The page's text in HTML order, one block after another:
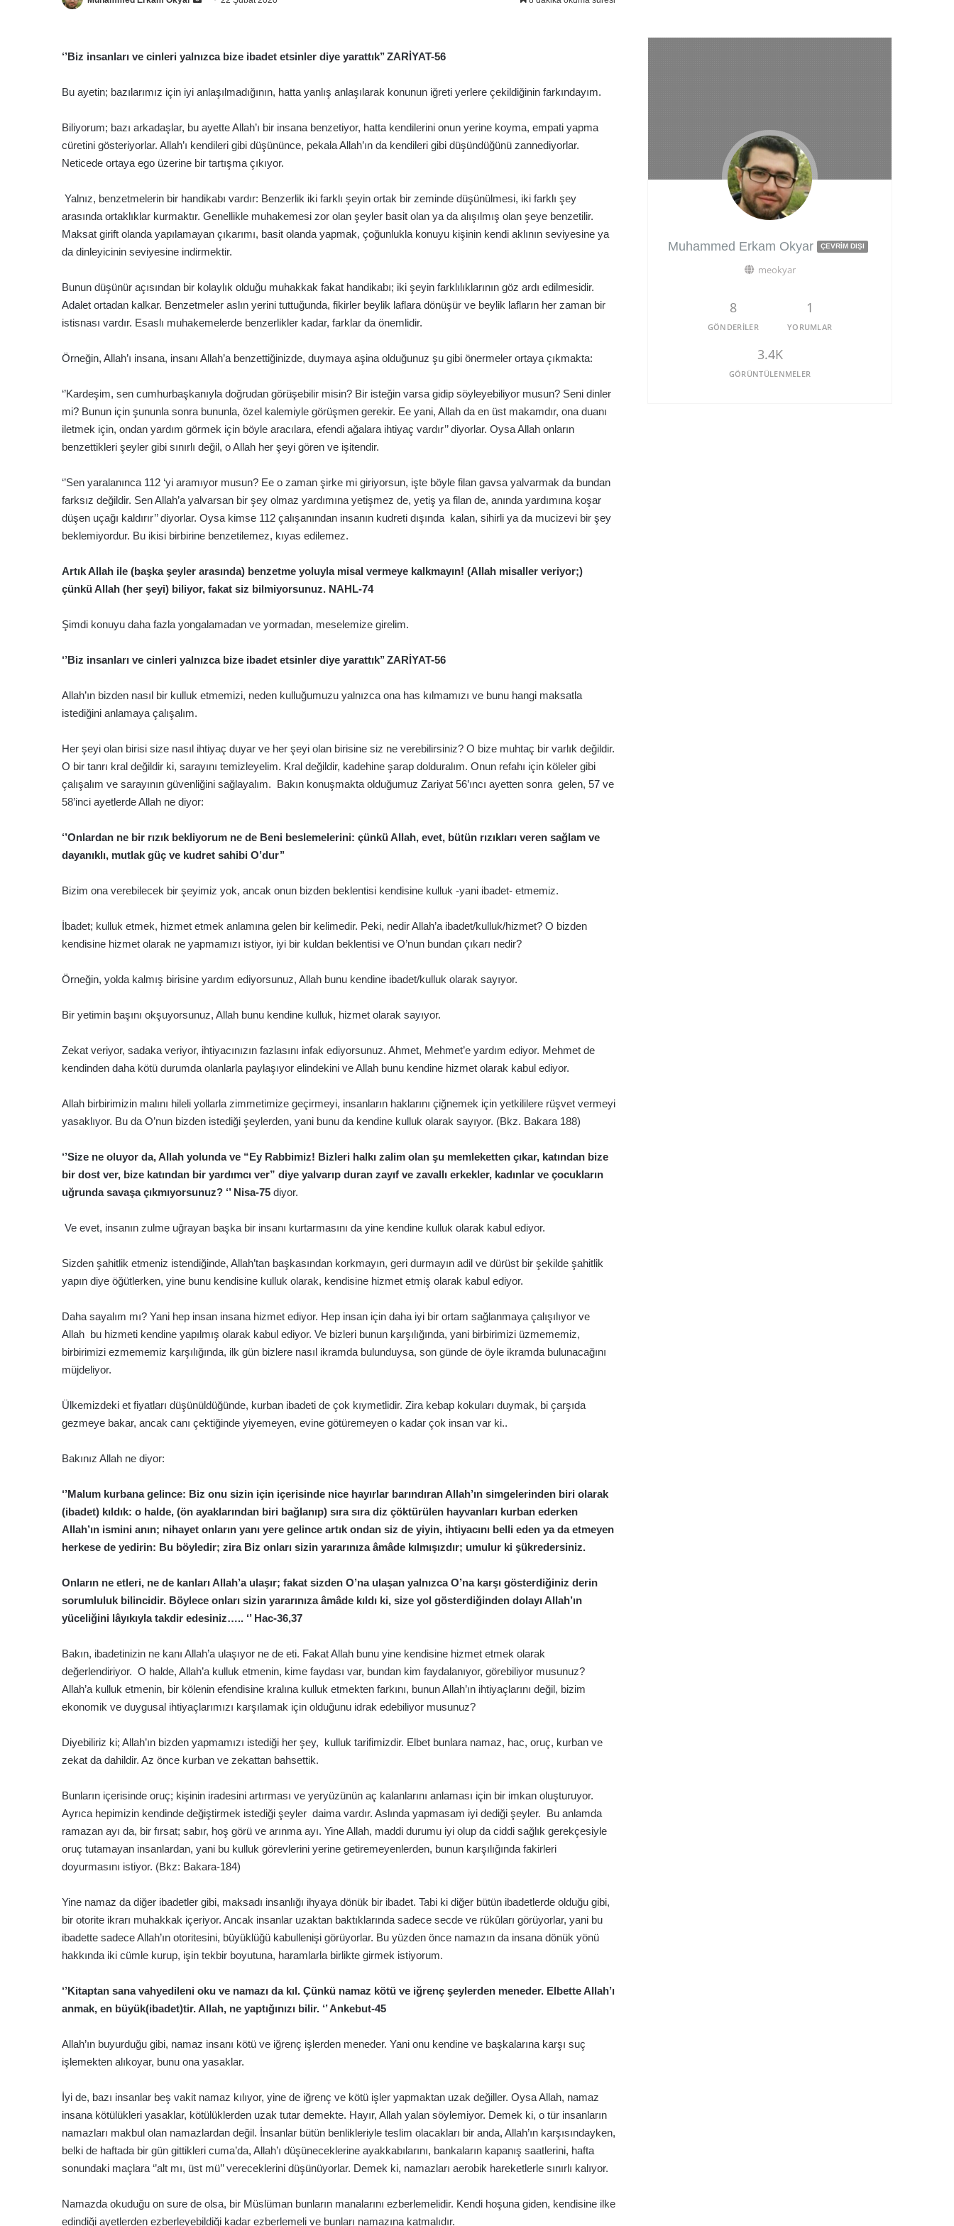
göndermek
‘’Biz insanları ve cinleri yalnızca bize ibadet etsinler diye yarattık’’ ZARİYAT-56
Bu ayetin; bazılarımız için iyi anlaşılmadığının, hatta yanlış anlaşılarak konunun iğreti yerlere çekildiğinin farkındayım.
Biliyorum; bazı arkadaşlar, bu ayette Allah’ı bir insana benzetiyor, hatta kendilerini onun yerine koyma, empati yapma
cüretini gösteriyorlar. Allah’ı kendileri gibi düşününce, pekala Allah’ın da kendileri gibi düşündüğünü zannediyorlar.
Neticede ortaya ego üzerine bir tartışma çıkıyor.
Yalnız, benzetmelerin bir handikabı vardır: Benzerlik iki farklı şeyin ortak bir zeminde düşünülmesi, iki farklı şey
arasında ortaklıklar kurmaktır. Genellikle muhakemesi zor olan şeyler basit olan ya da alışılmış olan şeye benzetilir.
Maksat girift olanda yapılamayan çıkarımı, basit olanda yapmak, çoğunlukla konuyu kişinin kendi aklının seviyesine ya
da dinleyicinin seviyesine indirmektir.
Bunun düşünür açısından bir kolaylık olduğu muhakkak fakat handikabı; iki şeyin farklılıklarının göz ardı edilmesidir.
Adalet ortadan kalkar. Benzetmeler aslın yerini tuttuğunda, fikirler beylik laflara dönüşür ve beylik lafların her zaman bir
istisnası vardır. Esaslı muhakemelerde benzerlikler kadar, farklar da önemlidir.
Örneğin, Allah’ı insana, insanı Allah’a benzettiğinizde, duymaya aşina olduğunuz şu gibi önermeler ortaya çıkmakta:
‘’Kardeşim, sen cumhurbaşkanıyla doğrudan görüşebilir misin? Bir isteğin varsa gidip söyleyebiliyor musun? Seni dinler
mi? Bunun için şununla sonra bununla, özel kalemiyle görüşmen gerekir. Ee yani, Allah da en üst makamdır, ona duanı
iletmek için, ondan yardım görmek için böyle aracılara, efendi ağalara ihtiyaç vardır’’ diyorlar. Oysa Allah onların
benzettikleri şeyler gibi sınırlı değil, o Allah her şeyi gören ve işitendir.
‘’Sen yaralanınca 112 ‘yi aramıyor musun? Ee o zaman şirke mi giriyorsun, işte böyle filan gavsa yalvarmak da bundan
farksız değildir. Sen Allah’a yalvarsan bir şey olmaz yardımına yetişmez de, yetiş ya filan de, anında yardımına koşar
düşen uçağı kaldırır’’ diyorlar. Oysa kimse 112 çalışanından insanın kudreti dışında kalan, sihirli ya da mucizevi bir şey
beklemiyordur. Bu ikisi birbirine benzetilemez, kıyas edilemez.
Artık Allah ile (başka şeyler arasında) benzetme yoluyla misal vermeye kalkmayın! (Allah misaller veriyor;)
çünkü Allah (her şeyi) biliyor, fakat siz bilmiyorsunuz. NAHL-74
Şimdi konuyu daha fazla yongalamadan ve yormadan, meselemize girelim.
‘’Biz insanları ve cinleri yalnızca bize ibadet etsinler diye yarattık’’ ZARİYAT-56
Allah’ın bizden nasıl bir kulluk etmemizi, neden kulluğumuzu yalnızca ona has kılmamızı ve bunu hangi maksatla
istediğini anlamaya çalışalım.
Her şeyi olan birisi size nasıl ihtiyaç duyar ve her şeyi olan birisine siz ne verebilirsiniz? O bize muhtaç bir varlık değildir.
O bir tanrı kral değildir ki, sarayını temizleyelim. Kral değildir, kadehine şarap dolduralım. Onun refahı için köleler gibi
çalışalım ve sarayının güvenliğini sağlayalım. Bakın konuşmakta olduğumuz Zariyat 56’ıncı ayetten sonra gelen, 57 ve
58’inci ayetlerde Allah ne diyor:
‘’Onlardan ne bir rızık bekliyorum ne de Beni beslemelerini: çünkü Allah, evet, bütün rızıkları veren sağlam ve
dayanıklı, mutlak güç ve kudret sahibi O’dur’’
Bizim ona verebilecek bir şeyimiz yok, ancak onun bizden beklentisi kendisine kulluk -yani ibadet- etmemiz.
İbadet; kulluk etmek, hizmet etmek anlamına gelen bir kelimedir. Peki, nedir Allah’a ibadet/kulluk/hizmet? O bizden
kendisine hizmet olarak ne yapmamızı istiyor, iyi bir kuldan beklentisi ve O’nun bundan çıkarı nedir?
Örneğin, yolda kalmış birisine yardım ediyorsunuz, Allah bunu kendine ibadet/kulluk olarak sayıyor.
Bir yetimin başını okşuyorsunuz, Allah bunu kendine kulluk, hizmet olarak sayıyor.
Zekat veriyor, sadaka veriyor, ihtiyacınızın fazlasını infak ediyorsunuz. Ahmet, Mehmet’e yardım ediyor. Mehmet de
kendinden daha kötü durumda olanlarla paylaşıyor elindekini ve Allah bunu kendine hizmet olarak kabul ediyor.
Allah birbirimizin malını hileli yollarla zimmetimize geçirmeyi, insanların haklarını çiğnemek için yetkililere rüşvet vermeyi
yasaklıyor. Bu da O’nun bizden istediği şeylerden, yani bunu da kendine kulluk olarak sayıyor. (Bkz. Bakara 188)
‘’Size ne oluyor da, Allah yolunda ve “Ey Rabbimiz! Bizleri halkı zalim olan şu memleketten çıkar, katından bize
bir dost ver, bize katından bir yardımcı ver” diye yalvarıp duran zayıf ve zavallı erkekler, kadınlar ve çocukların
uğrunda savaşa çıkmıyorsunuz? ‘’ Nisa-75 diyor.
Ve evet, insanın zulme uğrayan başka bir insanı kurtarmasını da yine kendine kulluk olarak kabul ediyor.
Sizden şahitlik etmeniz istendiğinde, Allah’tan başkasından korkmayın, geri durmayın adil ve dürüst bir şekilde şahitlik
yapın diye öğütlerken, yine bunu kendisine kulluk olarak, kendisine hizmet etmiş olarak kabul ediyor.
Daha sayalım mı? Yani hep insan insana hizmet ediyor. Hep insan için daha iyi bir ortam sağlanmaya çalışılıyor ve
Allah bu hizmeti kendine yapılmış olarak kabul ediyor. Ve bizleri bunun karşılığında, yani birbirimizi üzmememiz,
birbirimizi ezmememiz karşılığında, ilk gün bizlere nasıl ikramda bulunduysa, son günde de öyle ikramda bulunacağını
müjdeliyor.
Ülkemizdeki et fiyatları düşünüldüğünde, kurban ibadeti de çok kıymetlidir. Zira kebap kokuları duymak, bi çarşıda
gezmeye bakar, ancak canı çektiğinde yiyemeyen, evine götüremeyen o kadar çok insan var ki..
Bakınız Allah ne diyor:
‘’Malum kurbana gelince: Biz onu sizin için içerisinde nice hayırlar barındıran Allah’ın simgelerinden biri olarak
(ibadet) kıldık: o halde, (ön ayaklarından biri bağlanıp) sıra sıra diz çöktürülen hayvanları kurban ederken
Allah’ın ismini anın; nihayet onların yanı yere gelince artık ondan siz de yiyin, ihtiyacını belli eden ya da etmeyen
herkese de yedirin: Bu böyledir; zira Biz onları sizin yararınıza âmâde kılmışızdır; umulur ki şükredersiniz.
Onların ne etleri, ne de kanları Allah’a ulaşır; fakat sizden O’na ulaşan yalnızca O’na karşı gösterdiğiniz derin
sorumluluk bilincidir. Böylece onları sizin yararınıza âmâde kıldı ki, size yol gösterdiğinden dolayı Allah’ın
yüceliğini lâyıkıyla takdir edesiniz….. ‘’ Hac-36,37
Bakın, ibadetinizin ne kanı Allah’a ulaşıyor ne de eti. Fakat Allah bunu yine kendisine hizmet etmek olarak
değerlendiriyor. O halde, Allah’a kulluk etmenin, kime faydası var, bundan kim faydalanıyor, görebiliyor musunuz?
Allah’a kulluk etmenin, bir kölenin efendisine kralına kulluk etmekten farkını, bunun Allah’ın ihtiyaçlarını değil, bizim
ekonomik ve duygusal ihtiyaçlarımızı karşılamak için olduğunu idrak edebiliyor musunuz?
Diyebiliriz ki; Allah’ın bizden yapmamızı istediği her şey, kulluk tarifimizdir. Elbet bunlara namaz, hac, oruç, kurban ve
zekat da dahildir. Az önce kurban ve zekattan bahsettik.
Bunların içerisinde oruç; kişinin iradesini artırması ve yeryüzünün aç kalanlarını anlaması için bir imkan oluşturuyor.
Ayrıca hepimizin kendinde değiştirmek istediği şeyler daima vardır. Aslında yapmasam iyi dediği şeyler. Bu anlamda
ramazan ayı da, bir fırsat; sabır, hoş görü ve arınma ayı. Yine Allah, maddi durumu iyi olup da ciddi sağlık gerekçesiyle
oruç tutamayan insanlardan, yani bu kulluk görevlerini yerine getiremeyenlerden, bunun karşılığında fakirleri
doyurmasını istiyor. (Bkz: Bakara-184)
Yine namaz da diğer ibadetler gibi, maksadı insanlığı ihyaya dönük bir ibadet. Tabi ki diğer bütün ibadetlerde olduğu gibi,
bir otorite ikrarı muhakkak içeriyor. Ancak insanlar uzaktan baktıklarında sadece secde ve rükûları görüyorlar, yani bu
ibadette sadece Allah’ın otoritesini, büyüklüğü kabullenişi görüyorlar. Bu yüzden önce namazın da insana dönük yönü
hakkında iki cümle kurup, işin tekbir boyutuna, haramlarla birlikte girmek istiyorum.
‘’Kitaptan sana vahyedileni oku ve namazı da kıl. Çünkü namaz kötü ve iğrenç şeylerden meneder. Elbette Allah’ı
anmak, en büyük(ibadet)tir. Allah, ne yaptığınızı bilir. ‘’ Ankebut-45
Allah’ın buyurduğu gibi, namaz insanı kötü ve iğrenç işlerden meneder. Yani onu kendine ve başkalarına karşı suç
işlemekten alıkoyar, bunu ona yasaklar.
İyi de, bazı insanlar beş vakit namaz kılıyor, yine de iğrenç ve kötü işler yapmaktan uzak değiller. Oysa Allah, namaz
insana kötülükleri yasaklar, kötülüklerden uzak tutar demekte. Hayır, Allah yalan söylemiyor. Demek ki, o tür insanların
namazları makbul olan namazlardan değil. İnsanlar bütün benlikleriyle teslim olacakları bir anda, Allah’ın karşısındayken,
belki de haftada bir gün gittikleri cuma’da, Allah’ı düşüneceklerine ayakkabılarını, bankaların kapanış saatlerini, hafta
sonundaki maçlara ‘’alt mı, üst mü’’ vereceklerini düşünüyorlar. Demek ki, namazları aerobik hareketlerle sınırlı kalıyor.
Namazda okuduğu on sure de olsa, bir Müslüman bunların manalarını ezberlemelidir. Kendi hoşuna giden, kendisine ilke
edindiği ayetlerden ezberleyebildiği kadar ezberlemeli ve bunları namazına katmalıdır.
Muhammed Erkam Okyar ÇEVRIM DIŞI
meokyar
8
GÖNDERILER
1
YORUMLAR
3.4K
GÖRÜNTÜLENMELER